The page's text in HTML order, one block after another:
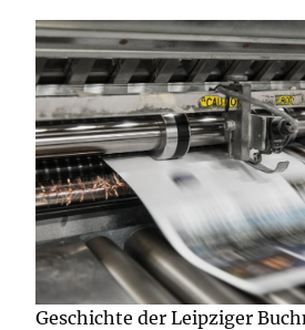
Geschichte der Leipziger